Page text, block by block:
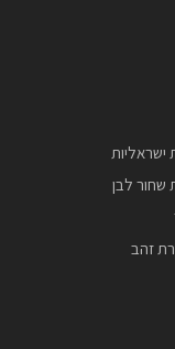
ישראליות
שחור לבן
זהב